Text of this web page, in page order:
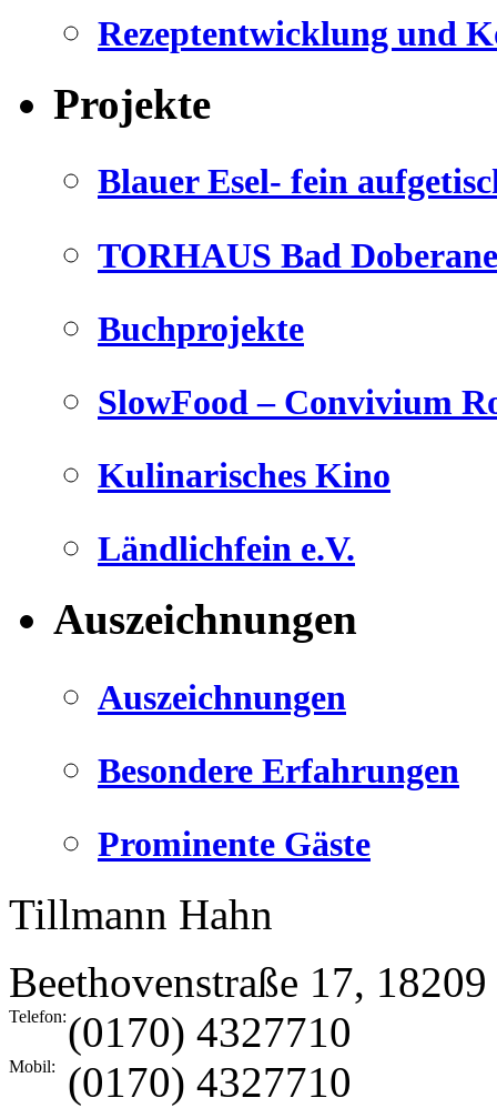
Rezeptentwicklung und
Projekte
Blauer Esel- fein
TORHAUS Bad
Buchprojekte
SlowFood – Convivium
Kulinarisches Kino
Ländlichfein e.V.
Auszeichnungen
Auszeichnungen
Besondere Erfahrungen
Prominente Gäste
Tillmann Hahn
Beethovenstraße 17, 18209
Telefon:(0170) 4327710
Mobil: (0170) 4327710